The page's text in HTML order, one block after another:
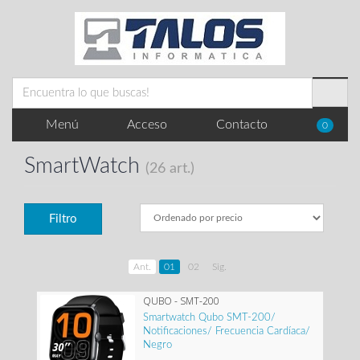
Menú Acceso Contacto 0
SmartWatch (26 art.)
Filtro
Ant. 01 02 Sig.
QUBO - SMT-200
Smartwatch Qubo SMT-200/
Notificaciones/ Frecuencia Cardíaca/
Negro